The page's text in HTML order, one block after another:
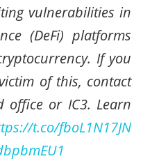
vulnerabilities in
(DeFi) platforms
If you
of this, contact
office or IC3. Learn
t.co/fboL1N17JN